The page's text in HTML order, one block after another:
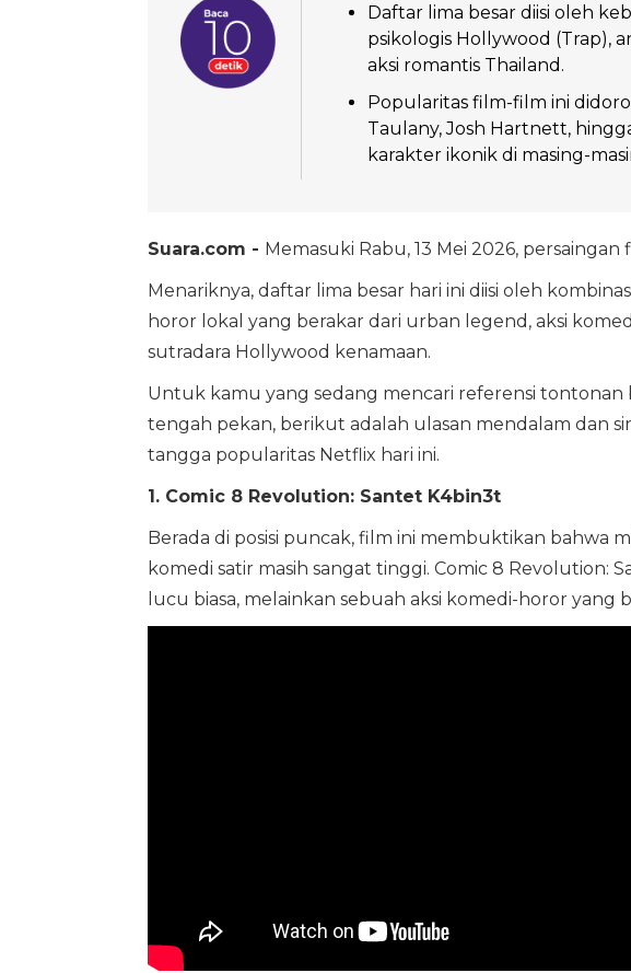
Daftar lima besar diisi oleh
psikologis Hollywood (Trap),
aksi romantis Thailand.
Popularitas film-film ini
Taulany, Josh Hartnett,
karakter ikonik di masing-
Suara.com - Memasuki Rabu, 13 Mei 2026, persaingan
Menariknya, daftar lima besar hari ini diisi oleh
horor lokal yang berakar dari urban legend, aksi
sutradara Hollywood kenamaan.
Untuk kamu yang sedang mencari referensi
tengah pekan, berikut adalah ulasan mendalam dan
tangga popularitas Netflix hari ini.
1. Comic 8 Revolution: Santet K4bin3t
Berada di posisi puncak, film ini membuktikan bahwa
komedi satir masih sangat tinggi. Comic 8 Revolution:
lucu biasa, melainkan sebuah aksi komedi-horor yang